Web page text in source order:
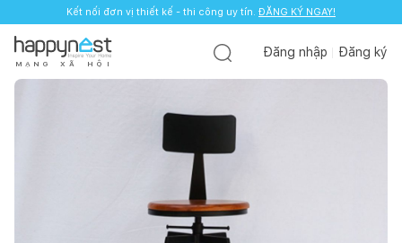
Kết nối đơn vị thiết kế - thi công uy tín. ĐĂNG KÝ NGAY!
M Ạ N G X Ã H Ộ I
Đăng nhập Đăng ký